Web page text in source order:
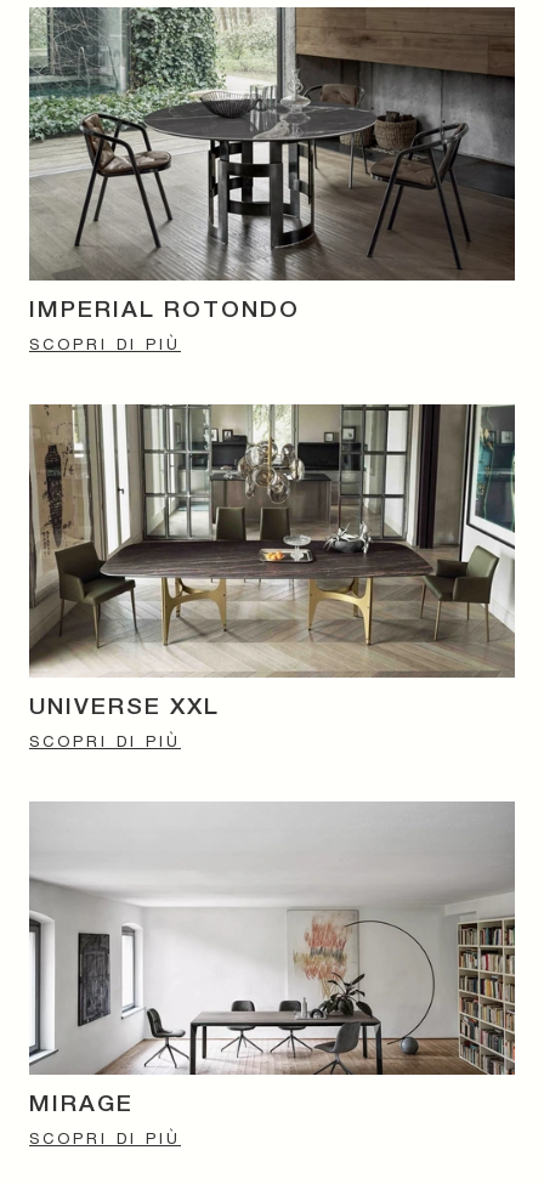
IMPERIAL ROTONDO
SCOPRI DI PIÙ
UNIVERSE XXL
SCOPRI DI PIÙ
MIRAGE
SCOPRI DI PIÙ